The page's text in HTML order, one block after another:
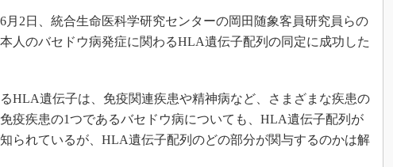
日本ものづくりワールド
AUTOMOTIVE WORLD
無償設計ツール
S＆OP
インダストリー4.0
2日、統合生命医科学研究センターの岡田随象客員研究員らの
人のバセドウ病発症に関わるHLA遺伝子配列の同定に成功した
HLA遺伝子は、免疫関連疾患や精神病など、さまざまな疾患の
疫疾患の1つであるバセドウ病についても、HLA遺伝子配列が
られているが、HLA遺伝子配列のどの部分が関与するのかは解